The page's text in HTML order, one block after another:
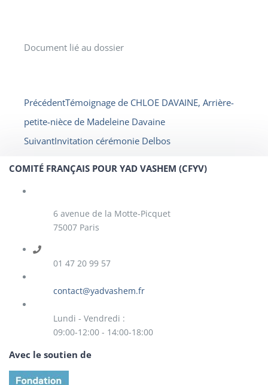
Document lié au dossier
PrécédentTémoignage de CHLOE DAVAINE, Arrière-
petite-nièce de Madeleine Davaine
SuivantInvitation cérémonie Delbos
COMITÉ FRANÇAIS POUR YAD VASHEM (CFYV)
6 avenue de la Motte-Picquet
75007 Paris
01 47 20 99 57
contact@yadvashem.fr
Lundi - Vendredi :
09:00-12:00 - 14:00-18:00
Avec le soutien de